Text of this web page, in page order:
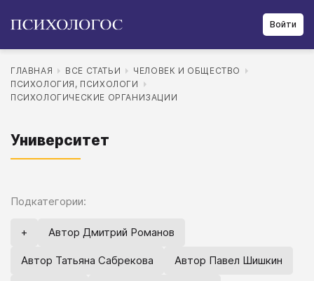
Войти
ГЛАВНАЯ ВСЕ СТАТЬИ
ЧЕЛОВЕК И ОБЩЕСТВО
ПСИХОЛОГИЯ, ПСИХОЛОГИ
ПСИХОЛОГИЧЕСКИЕ ОРГАНИЗАЦИИ
Университет
Подкатегории:
+ Автор Дмитрий Романов
Автор Татьяна Сабрекова Автор Павел Шишкин